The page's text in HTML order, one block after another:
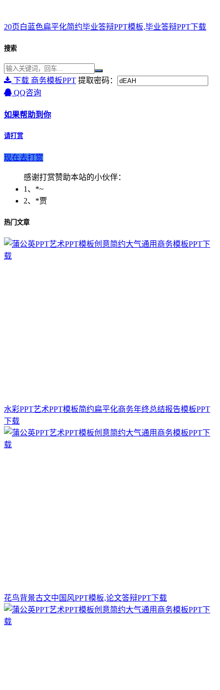
20页白蓝色扁平化简约毕业答辩PPT模板,毕业答辩PPT下载
搜索
下载 商务模板PPT 提取密码：
QQ咨询
如果帮助到你
请打赏
现在去打赏
感谢打赏赞助本站的小伙伴：
1、*~
2、*贾
热门文章
水彩PPT艺术PPT模板简约扁平化商务年终总结报告模板PPT
下载
花鸟背景古文中国风PPT模板,论文答辩PPT下载